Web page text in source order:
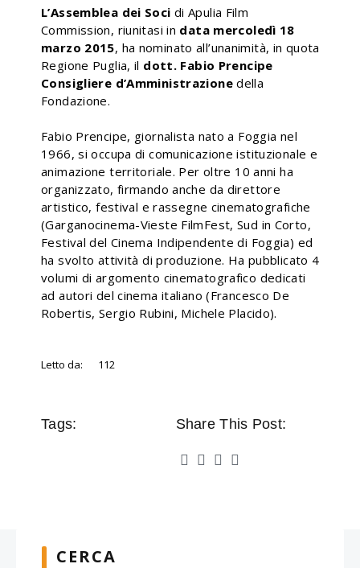
L’Assemblea dei Soci di Apulia Film
Commission, riunitasi in data mercoledì 18
marzo 2015, ha nominato all’unanimità, in quota
Regione Puglia, il dott. Fabio Prencipe
Consigliere d’Amministrazionedella
Fondazione.
Fabio Prencipe, giornalista nato a Foggia nel
1966, si occupa di comunicazione istituzionale e
animazione territoriale. Per oltre 10 anni ha
organizzato, firmando anche da direttore
artistico, festival e rassegne cinematografiche
(Garganocinema-Vieste FilmFest, Sud in Corto,
Festival del Cinema Indipendente di Foggia) ed
ha svolto attività di produzione. Ha pubblicato 4
volumi di argomento cinematografico dedicati
ad autori del cinema italiano (Francesco De
Robertis, Sergio Rubini, Michele Placido).
Letto da: 112
Tags: Share This Post:
CERCA